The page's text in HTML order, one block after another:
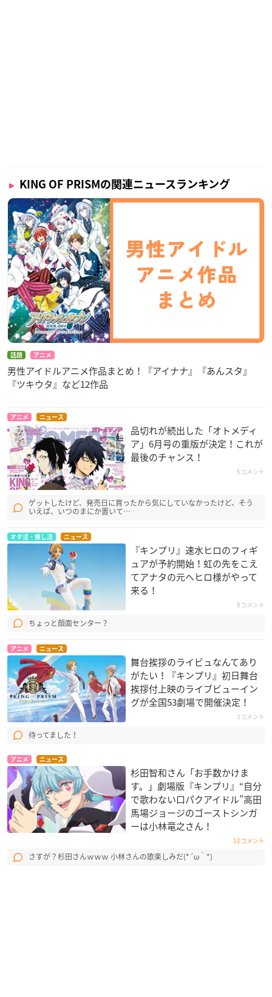
KING OF PRISMの関連ニュースランキング
話題 アニメ
男性アイドルアニメ作品まとめ！『アイナナ』『あんスタ』
『ツキウタ』など12作品
アニメ ニュース
品切れが続出した「オトメディ
ア」6月号の重版が決定！これが
最後のチャンス！
5コメント
ゲットしたけど、発売日に買ったから気にしていなかったけど、そう
いえば、いつのまにか置いて…
オタ活・推し活 ニュース
『キンプリ』速水ヒロのフィギ
ュアが予約開始！虹の先をこえ
てアナタの元へヒロ様がやって
来る！
8コメント
ちょっと顔面センター？
アニメ ニュース
舞台挨拶のライビュなんてあり
がたい！『キンプリ』初日舞台
挨拶付上映のライブビューイン
グが全国53劇場で開催決定！
3コメント
待ってました！
アニメ ニュース
杉田智和さん「お手数かけま
す。」劇場版『キンプリ』“自分
で歌わない口パクアイドル”高田
馬場ジョージのゴーストシンガ
ーは小林竜之さん！
12コメント
さすが？杉田さんｗｗｗ 小林さんの歌楽しみだ(*´ω｀*)